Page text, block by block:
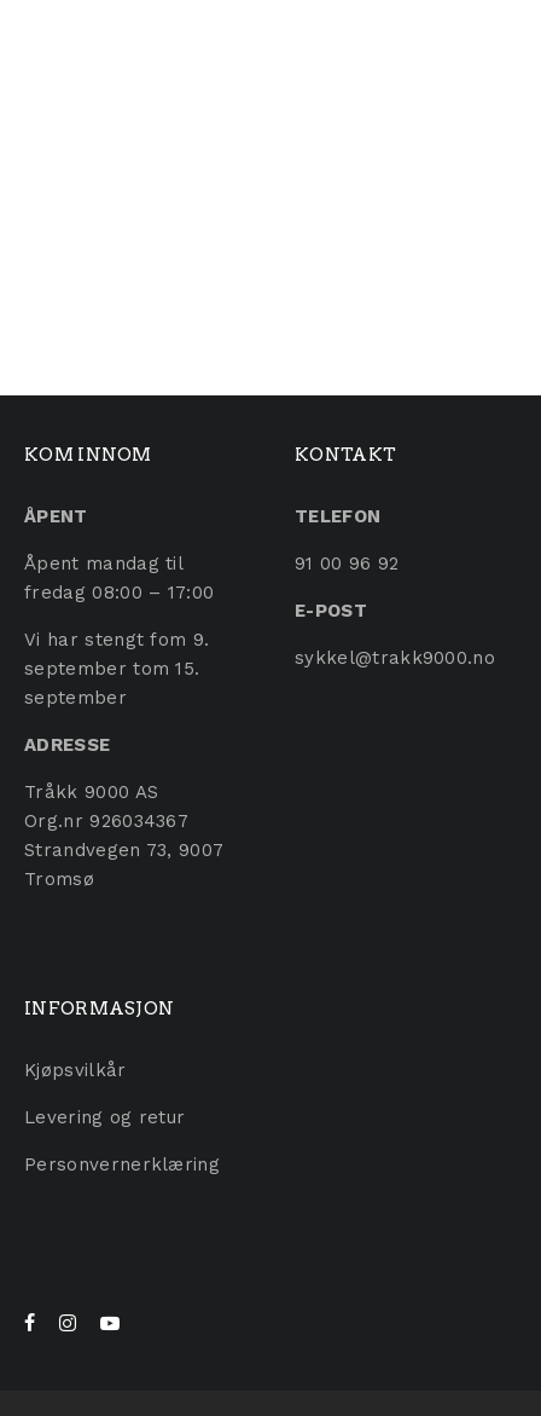
KOM INNOM
ÅPENT
Åpent mandag til
fredag 08:00 – 17:00
Vi har stengt fom 9.
september tom 15.
september
ADRESSE
Tråkk 9000 AS
Org.nr 926034367
Strandvegen 73, 9007
Tromsø
KONTAKT
TELEFON
91 00 96 92
E-POST
sykkel@trakk9000.no
INFORMASJON
Kjøpsvilkår
Levering og retur
Personvernerklæring